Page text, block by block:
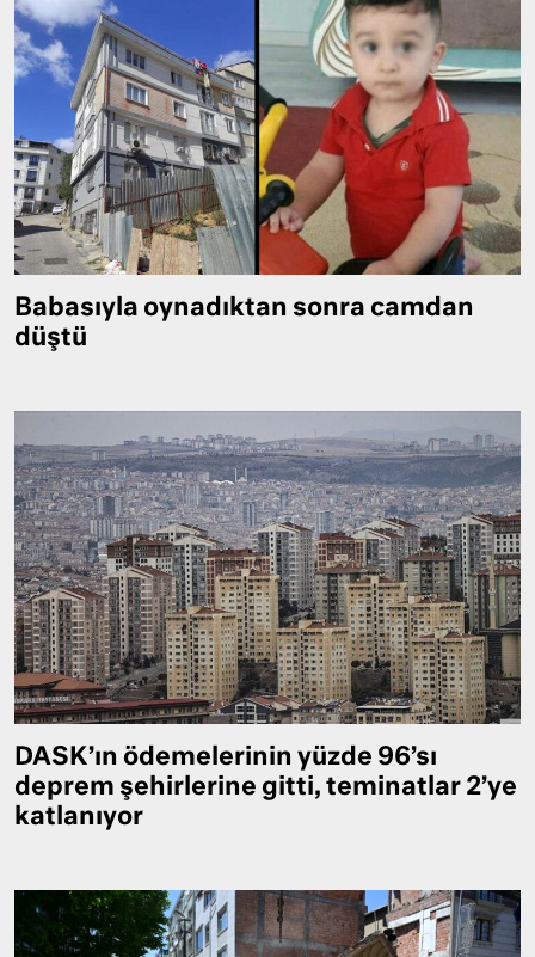
Babasıyla oynadıktan sonra camdan
düştü
DASK’ın ödemelerinin yüzde 96’sı
deprem şehirlerine gitti, teminatlar 2’ye
katlanıyor